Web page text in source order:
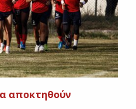
αποκτηθούν